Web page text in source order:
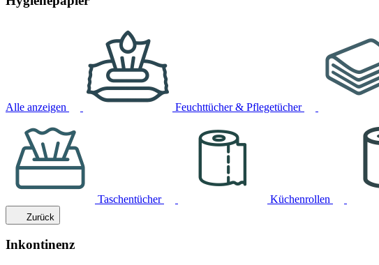
Alle anzeigen Feuchttücher & Pflegetücher
Taschentücher Küchenrollen
Zurück
Inkontinenz